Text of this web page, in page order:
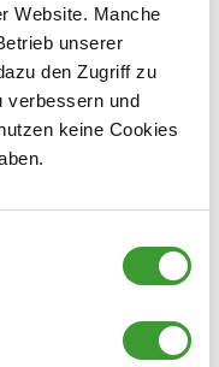
Website. Manche
unserer
den Zugriff zu
verbessern und
keine Cookies